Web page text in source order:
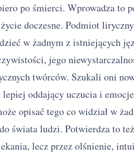
po śmierci. Wprowadza to
doczesne. Podmiot
w żadnym z istniejących
jego
twórców. Szukali oni
oddający uczucia i
opisać tego co widział w
świata ludzi. Potwierdza to
lecz przez olśnienie,